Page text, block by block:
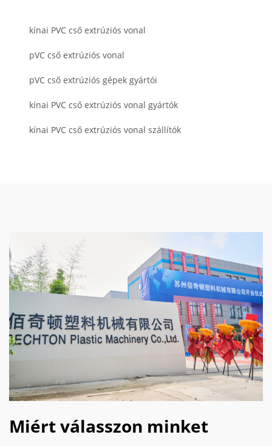
kínai PVC cső extrúziós vonal
pVC cső extrúziós vonal
pVC cső extrúziós gépek gyártói
kínai PVC cső extrúziós vonal gyártók
kínai PVC cső extrúziós vonal szállítók
Miért válasszon minket